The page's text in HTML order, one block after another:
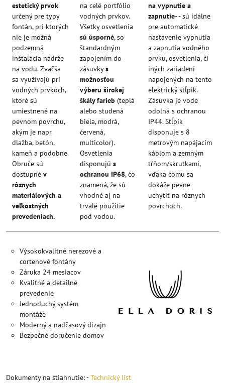
estetický prvok
určený pre typy
fontán, pri ktorých
nie je možná
podzemná
inštalácia nádrže
na vodu. Zväčša
sa využívajú pri
vodných prvkoch,
ktoré sú
umiestnené na
pevnom povrchu,
akým je napr.
dlažba, betón,
kameň a podobne.
Obruče sú
dostupné v
rôznych
materiálových a
veľkostných
prevedeniach.
na celé portfólio
vodných prvkov.
Všetky osvetlenia
sú úsporné, so
štandardným
zapojením do
zásuvkys
možnosťou
výberu širokej
škály farieb (teplá
alebo studená
biela, modrá,
červená,
multicolor).
Osvetlenia
disponujú s
ochranou IP68, čo
znamená, že sú
vhodné aj na
trvalé použitie
pod vodou.
na vypnutie a
zapnutie- - sú idálne
pre automatické
nastavenie vypnutia
a zapnutia vodného
prvku, osvetlenia, či
iných zariadení
napojených na tento
elektrický stĺpik.
Zásuvka je vode
odolná s ochranou
IP44. Stĺpik
disponuje s 8
metrovým napájacím
káblom a zemným
tŕňom/skrutkami,
vďaka čomu sa
dokáže pevne
uchytiť na rôznych
povrchoch.
Výsokokvalitné nerezové a
cortenové fontány
Záruka 24 mesiacov
Kvalitné a detailné
prevedenie
Jednoduchý systém
montáže
Moderný a nadčasový dizajn
Bezpečné doručenie domov
Dokumenty na stiahnutie: -Technický list